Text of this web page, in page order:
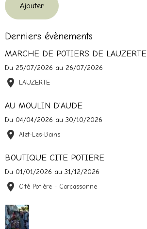
Ajouter
Derniers évènements
MARCHE DE POTIERS DE LAUZERTE
Du 25/07/2026 au 26/07/2026
LAUZERTE
AU MOULIN D'AUDE
Du 04/04/2026 au 30/10/2026
Alet-Les-Bains
BOUTIQUE CITE POTIERE
Du 01/01/2026 au 31/12/2026
Cité Potière - Carcassonne